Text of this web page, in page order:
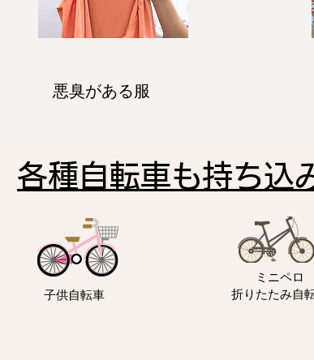
悪臭がある服
各種自転車も持ち込
子供自転車
ミニペロ
折りたたみ自